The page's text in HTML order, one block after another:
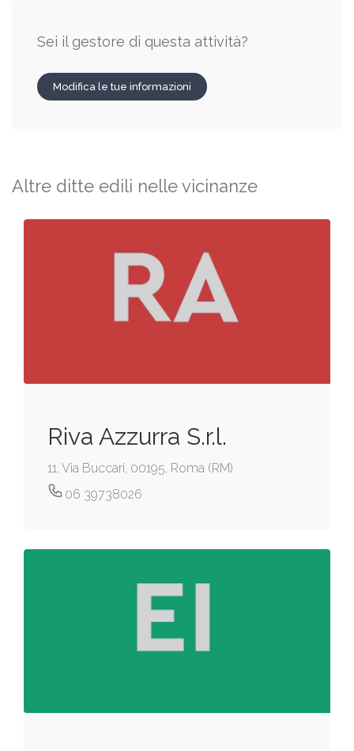
Sei il gestore di questa attività?
Modifica le tue informazioni
Altre ditte edili nelle vicinanze
Riva Azzurra S.r.l.
11, Via Buccari, 00195, Roma (RM)
06 39738026